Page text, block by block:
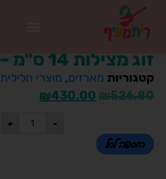
זוג מצילות 14 ס"מ – 12 במארז
קטגוריות מארזים, מוצרי חלילית
₪526.80
₪430.00
-
+
הוספה לסל